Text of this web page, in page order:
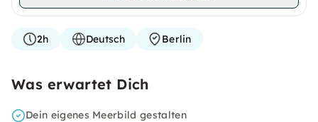
2h Deutsch Berlin
Was erwartet Dich
Dein eigenes Meerbild gestalten